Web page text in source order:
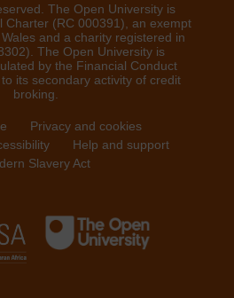
The Open University is
Charter (RC 000391), an exempt
and a charity registered in
The Open University is
by the Financial Conduct
its secondary activity of credit
broking.
Privacy and cookies
Help and support
Slavery Act